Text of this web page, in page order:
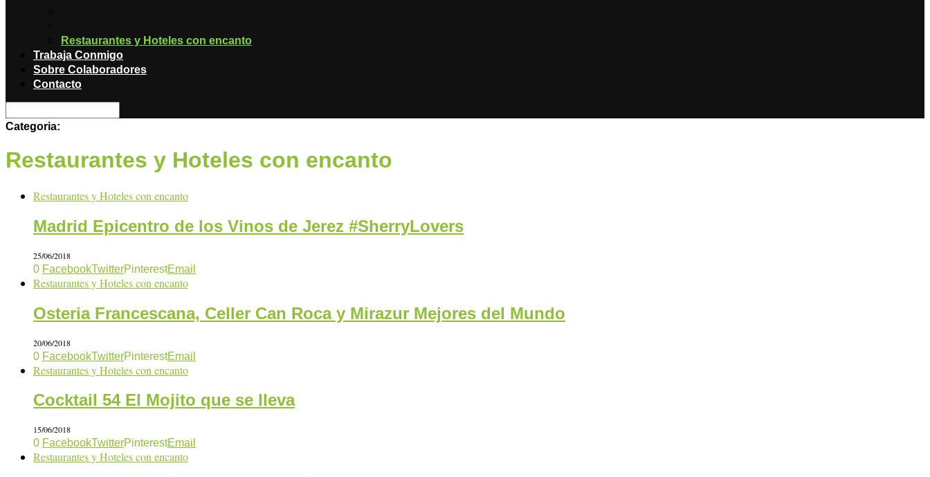
Restaurantes y Hoteles con encanto
Trabaja Conmigo
Sobre Colaboradores
Contacto
Categoria:
Restaurantes y Hoteles con encanto
Restaurantes y Hoteles con encanto
Madrid Epicentro de los Vinos de Jerez #SherryLovers
25/06/2018
0 FacebookTwitterPinterestEmail
Restaurantes y Hoteles con encanto
Osteria Francescana, Celler Can Roca y Mirazur Mejores del Mundo
20/06/2018
0 FacebookTwitterPinterestEmail
Restaurantes y Hoteles con encanto
Cocktail 54 El Mojito que se lleva
15/06/2018
0 FacebookTwitterPinterestEmail
Restaurantes y Hoteles con encanto